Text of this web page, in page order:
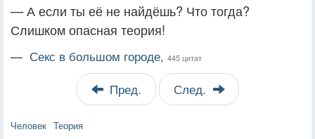
— А если ты её не найдёшь? Что тогда?
Слишком опасная теория!
— Секс в большом городе, 445 цитат
Пред. След.
Человек Теория